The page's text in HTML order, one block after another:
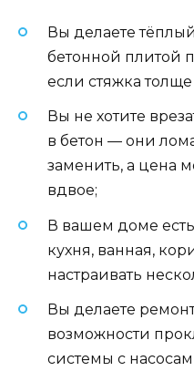
Вы делаете
бетонной плитой
если стяжка толще
Вы не хотите
в бетон — они
заменить, а цена
вдвое;
В вашем доме
кухня, ванная,
настраивать
Вы делаете
возможности
системы с